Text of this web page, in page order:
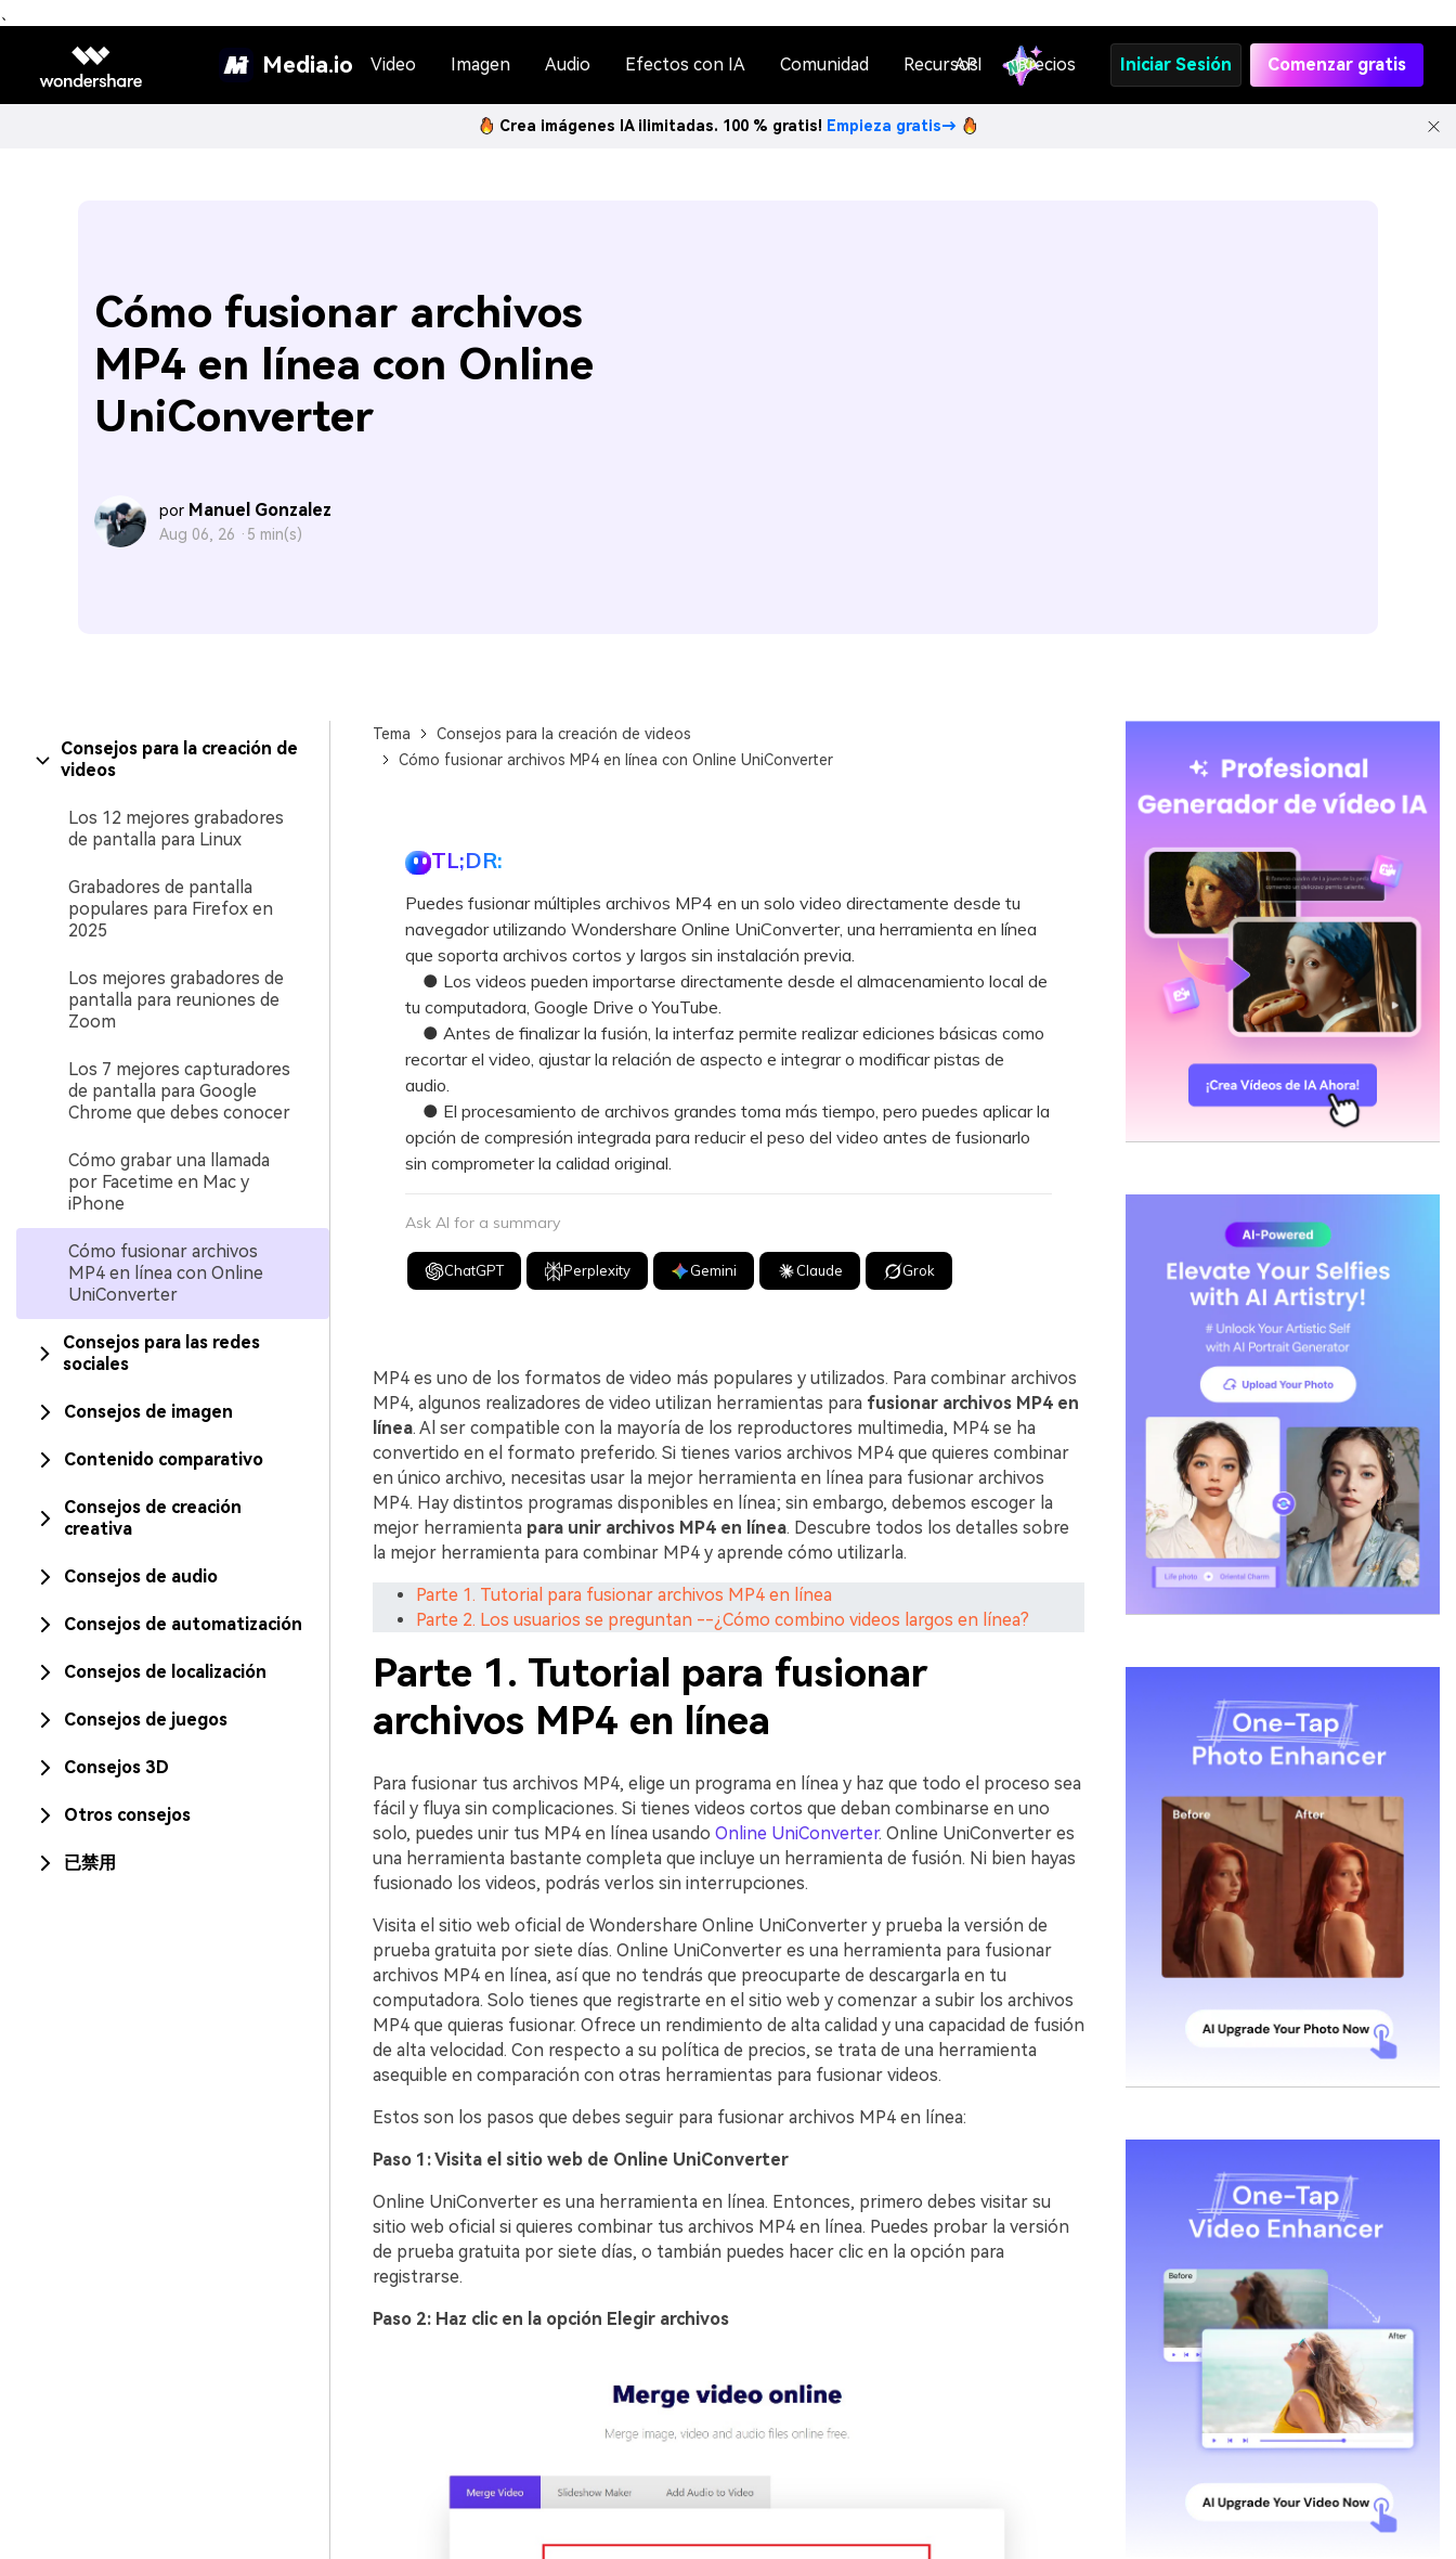
、
Media.io Video Imagen Audio Efectos con IA Comunidad Recursos
API Precios Iniciar Sesión Comenzar gratis
Crea imágenes IA ilimitadas. 100 % gratis! Empieza gratis→
Cómo fusionar archivos
MP4 en línea con Online
UniConverter
por Manuel Gonzalez
Aug 06, 26 · 5 min(s)
Consejos para la creación de
videos
Los 12 mejores grabadores
de pantalla para Linux
Grabadores de pantalla
populares para Firefox en
2025
Los mejores grabadores de
pantalla para reuniones de
Zoom
Los 7 mejores capturadores
de pantalla para Google
Chrome que debes conocer
Cómo grabar una llamada
por Facetime en Mac y
iPhone
Cómo fusionar archivos
MP4 en línea con Online
UniConverter
Consejos para las redes
sociales
Consejos de imagen
Contenido comparativo
Consejos de creación
creativa
Consejos de audio
Consejos de automatización
Consejos de localización
Consejos de juegos
Consejos 3D
Otros consejos
已禁用
Tema
Consejos para la creación de videos
Cómo fusionar archivos MP4 en línea con Online UniConverter
TL;DR:
Puedes fusionar múltiples archivos MP4 en un solo video directamente desde tu
navegador utilizando Wondershare Online UniConverter, una herramienta en línea
que soporta archivos cortos y largos sin instalación previa.
● Los videos pueden importarse directamente desde el almacenamiento local de
tu computadora, Google Drive o YouTube.
● Antes de finalizar la fusión, la interfaz permite realizar ediciones básicas como
recortar el video, ajustar la relación de aspecto e integrar o modificar pistas de
audio.
● El procesamiento de archivos grandes toma más tiempo, pero puedes aplicar la
opción de compresión integrada para reducir el peso del video antes de fusionarlo
sin comprometer la calidad original.
Ask AI for a summary
ChatGPT Perplexity Gemini Claude Grok
MP4 es uno de los formatos de video más populares y utilizados. Para combinar archivos
MP4, algunos realizadores de video utilizan herramientas para fusionar archivos MP4 en
línea. Al ser compatible con la mayoría de los reproductores multimedia, MP4 se ha
convertido en el formato preferido. Si tienes varios archivos MP4 que quieres combinar
en único archivo, necesitas usar la mejor herramienta en línea para fusionar archivos
MP4. Hay distintos programas disponibles en línea; sin embargo, debemos escoger la
mejor herramienta para unir archivos MP4 en línea. Descubre todos los detalles sobre
la mejor herramienta para combinar MP4 y aprende cómo utilizarla.
Parte 1. Tutorial para fusionar archivos MP4 en línea
Parte 2. Los usuarios se preguntan --¿Cómo combino videos largos en línea?
Parte 1. Tutorial para fusionar
archivos MP4 en línea
Para fusionar tus archivos MP4, elige un programa en línea y haz que todo el proceso sea
fácil y fluya sin complicaciones. Si tienes videos cortos que deban combinarse en uno
solo, puedes unir tus MP4 en línea usando Online UniConverter. Online UniConverter es
una herramienta bastante completa que incluye un herramienta de fusión. Ni bien hayas
fusionado los videos, podrás verlos sin interrupciones.
Visita el sitio web oficial de Wondershare Online UniConverter y prueba la versión de
prueba gratuita por siete días. Online UniConverter es una herramienta para fusionar
archivos MP4 en línea, así que no tendrás que preocuparte de descargarla en tu
computadora. Solo tienes que registrarte en el sitio web y comenzar a subir los archivos
MP4 que quieras fusionar. Ofrece un rendimiento de alta calidad y una capacidad de fusión
de alta velocidad. Con respecto a su política de precios, se trata de una herramienta
asequible en comparación con otras herramientas para fusionar videos.
Estos son los pasos que debes seguir para fusionar archivos MP4 en línea:
Paso 1: Visita el sitio web de Online UniConverter
Online UniConverter es una herramienta en línea. Entonces, primero debes visitar su
sitio web oficial si quieres combinar tus archivos MP4 en línea. Puedes probar la versión
de prueba gratuita por siete días, o tambián puedes hacer clic en la opción para
registrarse.
Paso 2: Haz clic en la opción Elegir archivos